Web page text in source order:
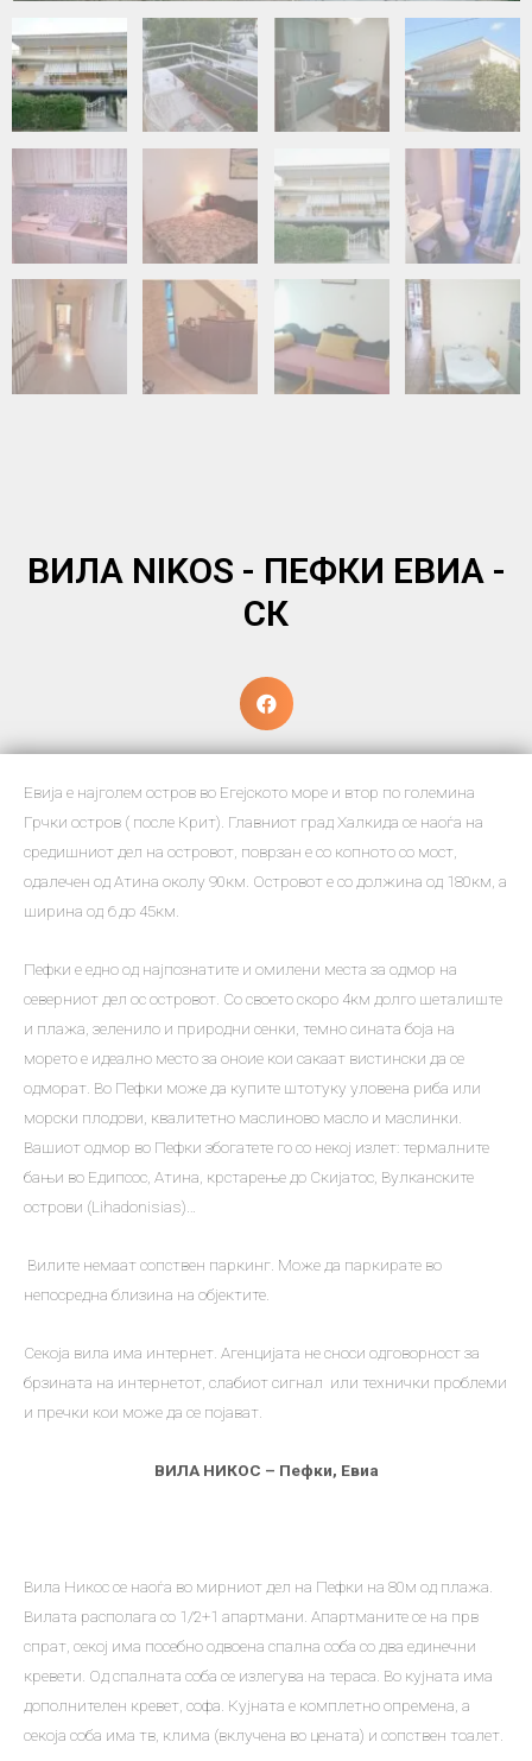
ВИЛА NIKOS - ПЕФКИ ЕВИА -
СК
Евија е најголем остров во Егејското море и втор по големина
Грчки остров ( после Крит). Главниот град Халкида се наоѓа на
средишниот дел на островот, поврзан е со копното со мост,
одалечен од Атина околу 90км. Островот е со должина од 180км, а
ширина од 6 до 45км.
Пефки е едно од најпознатите и омилени места за одмор на
северниот дел ос островот. Со своето скоро 4км долго шеталиште
и плажа, зеленило и природни сенки, темно сината боја на
морето е идеално место за оноие кои сакаат вистински да се
одморат. Во Пефки може да купите штотуку уловена риба или
морски плодови, квалитетно маслиново масло и маслинки.
Вашиот одмор во Пефки збогатете го со некој излет: термалните
бањи во Едипсос, Атина, крстарење до Скијатос, Вулканските
острови (Lihadonisias)…
Вилите немаат сопствен паркинг. Може да паркирате во
непосредна близина на објектите.
Секоја вила има интернет. Агенцијата не сноси одговорност за
брзината на интернетот, слабиот сигнал или технички проблеми
и пречки кои може да се појават.
ВИЛА НИКОС – Пефки, Евиа
Вила Никос се наоѓа во мирниот дел на Пефки на 80м од плажа.
Вилата располага со 1/2+1 апартмани. Апартманите се на прв
спрат, секој има посебно одвоена спална соба со два единечни
кревети. Од спалната соба се излегува на тераса. Во кујната има
дополнителен кревет, софа. Кујната е комплетно опремена, а
секоја соба има тв, клима (вклучена во цената) и сопствен тоалет.